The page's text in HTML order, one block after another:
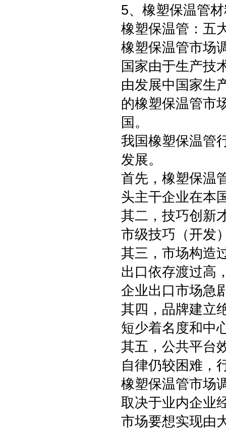
5、橡塑保温管
橡塑保温管：五
橡塑保温管市场
国家由于生产技
由发展中国家生
的橡塑保温管市
国。
我国橡塑保温管
发展。
首先，橡塑保温
头主干企业在本
其二，技巧创新
市级技巧（开发
其三，市场构造
出口依存渡过高
企业出口市场急
其四，品牌建立
短少着名度和中
其五，公共平台
自律仍较困难，
橡塑保温管市场
取决于业内企业
市场要想实现由